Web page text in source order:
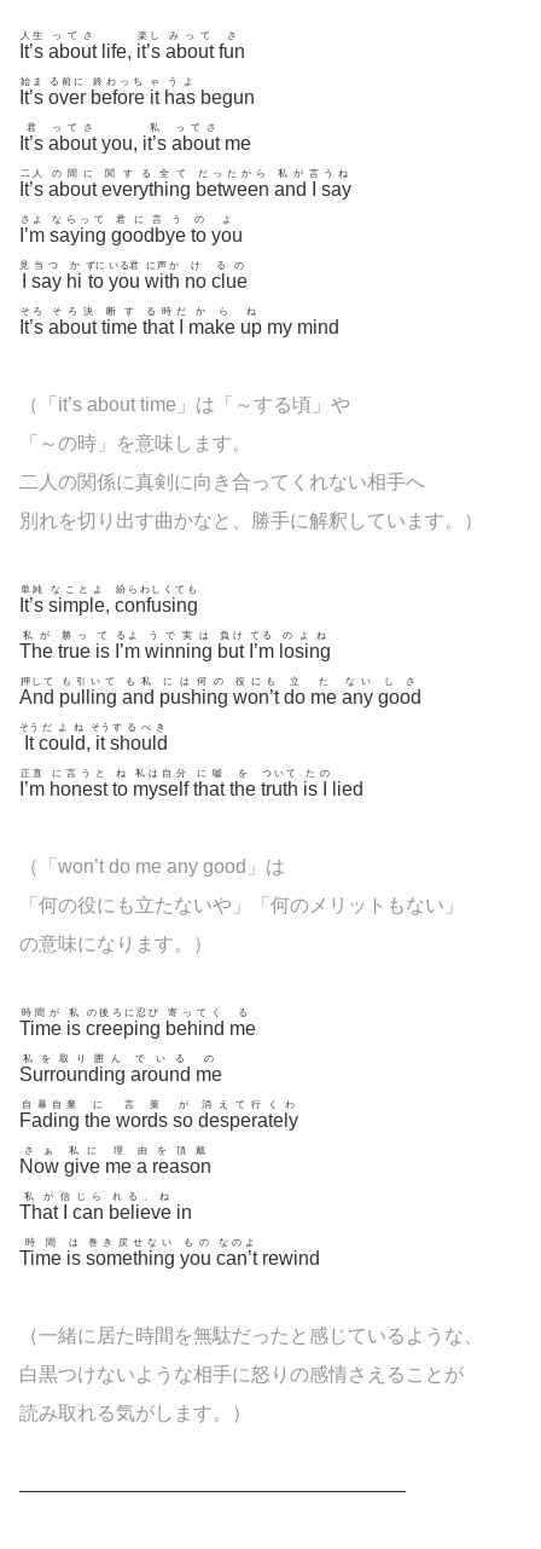
It’s
人生
about
ってさ
life, it’s
楽し
about
みって
fun
さ
It’s
始ま
over
る前に
before
終わっち
it
ゃ
has
うよ
begun
It’s
君
about
ってさ
you, it’s
私
about
ってさ
me
It’s
二人
about
の間に
everything
関する全て
between
だったから
and
私が 言
say
うね
I’m
さよ
saying
ならって
goodbye
君に言う
to
の
you
よ
見
say
当つ
hi
か
to
ずに
you
いる君
with
に声か
no
け
clue
るの
It’s
そろ
about
そろ決
time
断す
that
る時 だ
make
から
up
ね
my mind
（「it’s about time」は「～する頃」や
「～の時」を意味します。
二人の関係に真剣に向き合ってくれない相手へ
別れを切り出す曲かなと、勝手に解釈しています。）
It’s
単純
simple
なことよ
, confusing
紛らわしくても
The
私が
true
勝っ
is
て
I’m
るよ
winning
うで実は
but
負け
I’m
てる
losing
のよね
And
押して
pulling
も引いて
and
も私
pushing
には何の
won’t
役にも
do
立
me
た
any
ない
good
しさ
It
そう
could
だよね
, it
そう
should
するべき
I’m
正直
honest
に言うと
to
ね
myself
私は自分
that
に嘘
the
を
truth
ついて
is
た の
lied
（「won’t do me any good」は
「何の役にも立たないや」「何のメリットもない」
の意味になります。）
Time
時間が
is
私
creeping
の後ろに忍び
behind
寄ってく
me
る
Surrounding
私を取り囲ん
around
でいる
me
の
Fading
自暴自棄
the
に
words
言葉
so
が
desperately
消えて行くわ
Now
さぁ
give
私に
me
理
a
由
reason
を頂戴
That
私が 信
can
じら
believe
れる、ね
in
Time
時間
is
は
something
巻き戻せない
you
もの
can’t
なのよ
rewind
（一緒に居た時間を無駄だったと感じているような、
白黒つけないような相手に怒りの感情さえることが
読み取れる気がします。）
————————————————————